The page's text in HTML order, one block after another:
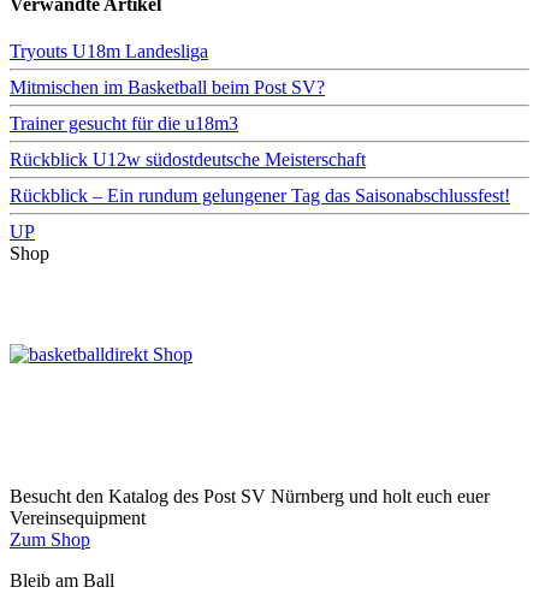
Tryouts U18m Landesliga
Mitmischen im Basketball beim Post SV?
Trainer gesucht für die u18m3
Rückblick U12w südostdeutsche Meisterschaft
Rückblick – Ein rundum gelungener Tag das Saisonabschlussfest!
UP
Shop
Besucht den Katalog des Post SV Nürnberg und holt euch euer
Vereinsequipment
Zum Shop
Bleib am Ball